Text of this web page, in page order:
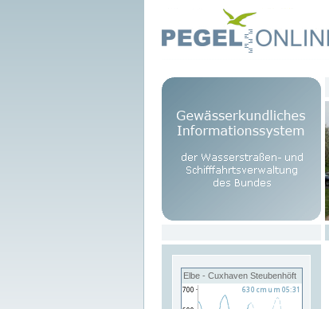
Elbe - Cuxhaven Steubenhöft